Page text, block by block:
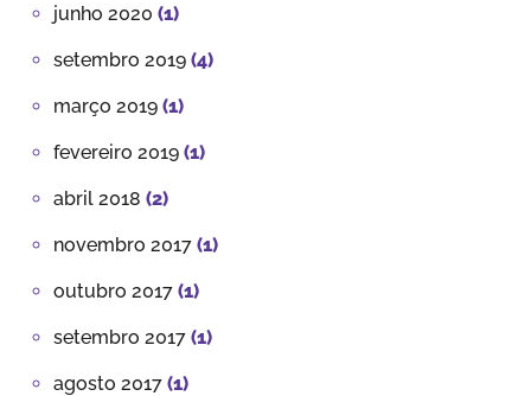
junho 2020 (1)
setembro 2019 (4)
março 2019 (1)
fevereiro 2019 (1)
abril 2018 (2)
novembro 2017 (1)
outubro 2017 (1)
setembro 2017 (1)
agosto 2017 (1)